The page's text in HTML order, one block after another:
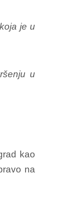
je u
u
kao
na